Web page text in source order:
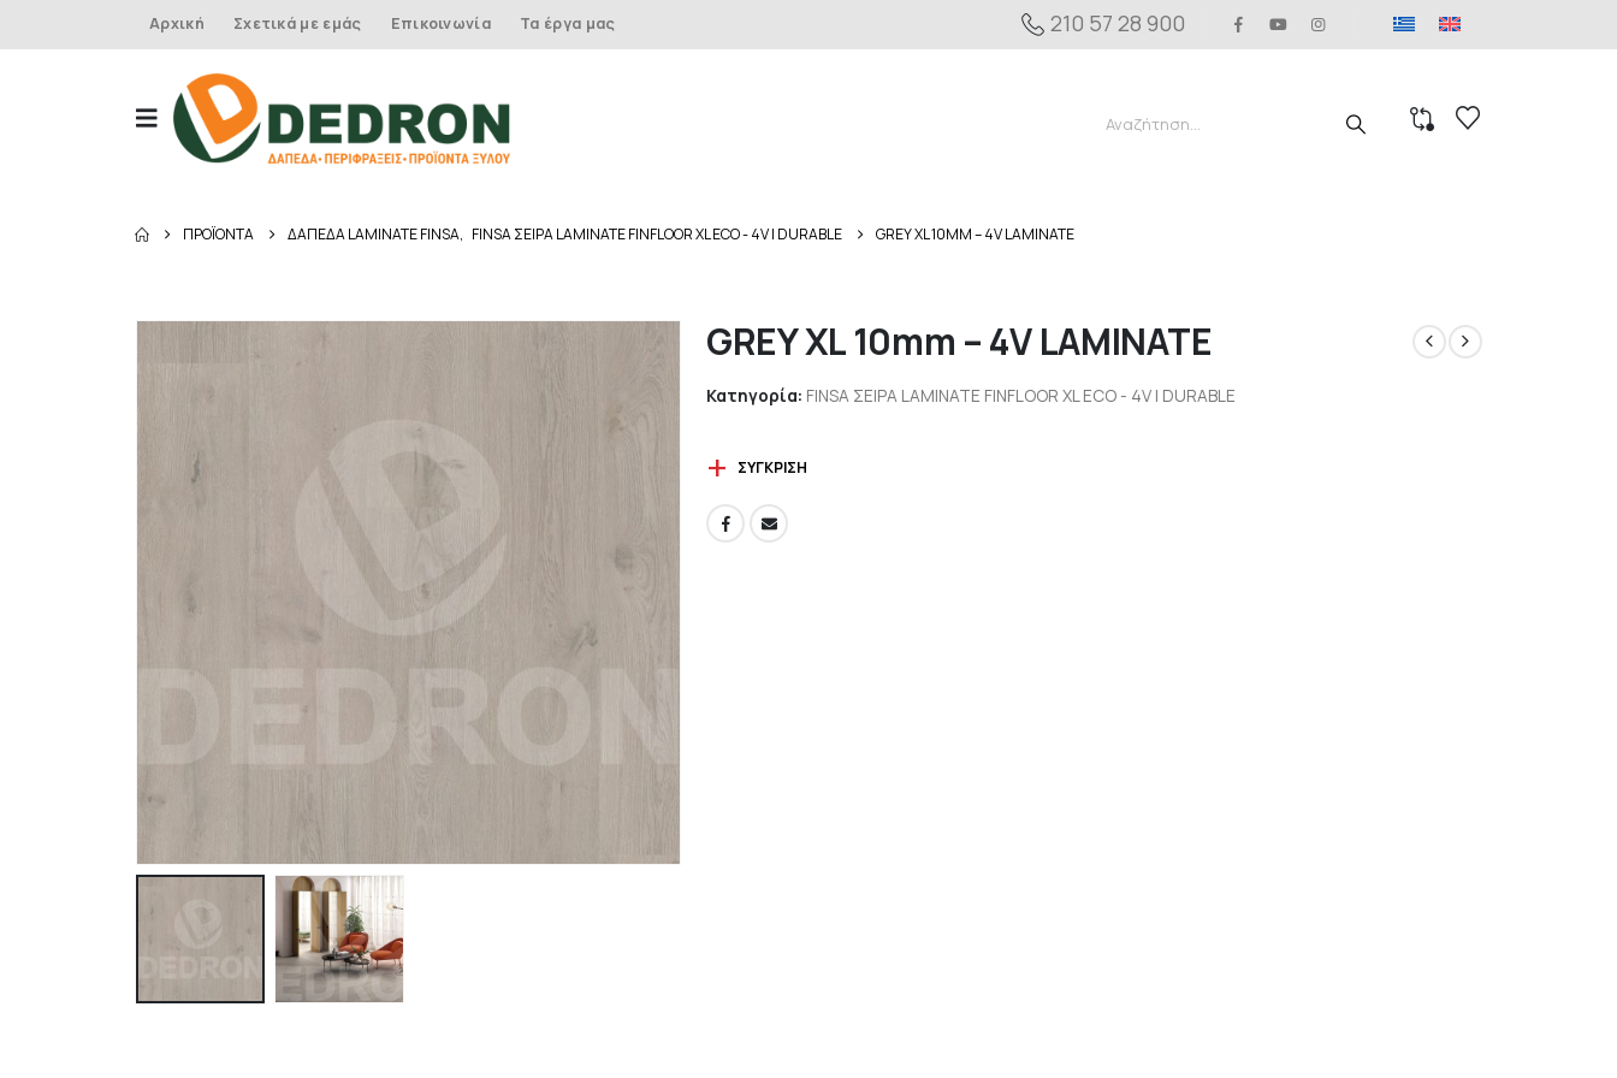
Αρχική Σχετικά με εμάς Επικοινωνία Τα έργα μας 210 57 28 900
ΠΡΟΪΌΝΤΑ ΔΑΠΕΔΑ LAMINATE FINSA, FINSA ΣΕΙΡΑ LAMINATE FINFLOOR XL ECO - 4V | DURABLE GREY XL 10MM – 4V LAMINATE
GREY XL 10mm – 4V LAMINATE
Κατηγορία: FINSA ΣΕΙΡΑ LAMINATE FINFLOOR XL ECO - 4V | DURABLE
ΣΎΓΚΡΙΣΗ